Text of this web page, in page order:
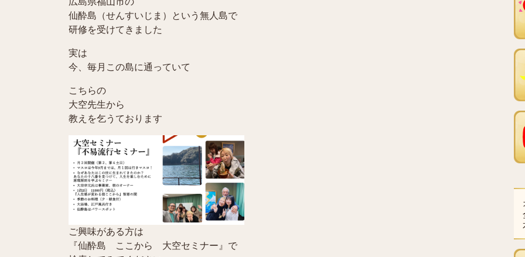
仙酔島（せんすいじま）という無人島で
研修を受けてきました
実は
今、毎月この島に通っていて
こちらの
大空先生から
教えを乞うております
ご興味がある方は
『仙酔島 ここから 大空セミナー』で